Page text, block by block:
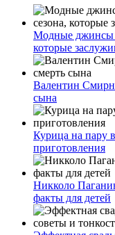
Модные джинсы
которые
Валентин
сына
Курица на пару
приготовления
Никколо
факты для детей